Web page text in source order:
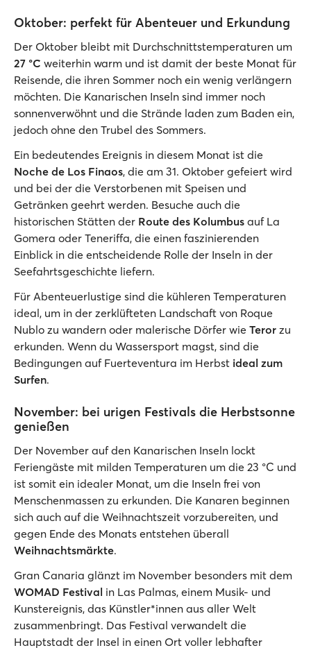
Oktober: perfekt für Abenteuer und Erkundung
Der Oktober bleibt mit Durchschnittstemperaturen um
27 °C weiterhin warm und ist damit der beste Monat für
Reisende, die ihren Sommer noch ein wenig verlängern
möchten. Die Kanarischen Inseln sind immer noch
sonnenverwöhnt und die Strände laden zum Baden ein,
jedoch ohne den Trubel des Sommers.
Ein bedeutendes Ereignis in diesem Monat ist die
Noche de Los Finaos, die am 31. Oktober gefeiert wird
und bei der die Verstorbenen mit Speisen und
Getränken geehrt werden. Besuche auch die
historischen Stätten der Route des Kolumbus auf La
Gomera oder Teneriffa, die einen faszinierenden
Einblick in die entscheidende Rolle der Inseln in der
Seefahrtsgeschichte liefern.
Für Abenteuerlustige sind die kühleren Temperaturen
ideal, um in der zerklüfteten Landschaft von Roque
Nublo zu wandern oder malerische Dörfer wie Teror zu
erkunden. Wenn du Wassersport magst, sind die
Bedingungen auf Fuerteventura im Herbst ideal zum
Surfen.
November: bei urigen Festivals die Herbstsonne
genießen
Der November auf den Kanarischen Inseln lockt
Feriengäste mit milden Temperaturen um die 23 °C und
ist somit ein idealer Monat, um die Inseln frei von
Menschenmassen zu erkunden. Die Kanaren beginnen
sich auch auf die Weihnachtszeit vorzubereiten, und
gegen Ende des Monats entstehen überall
Weihnachtsmärkte.
Gran Canaria glänzt im November besonders mit dem
WOMAD Festival in Las Palmas, einem Musik- und
Kunstereignis, das Künstler*innen aus aller Welt
zusammenbringt. Das Festival verwandelt die
Hauptstadt der Insel in einen Ort voller lebhafter